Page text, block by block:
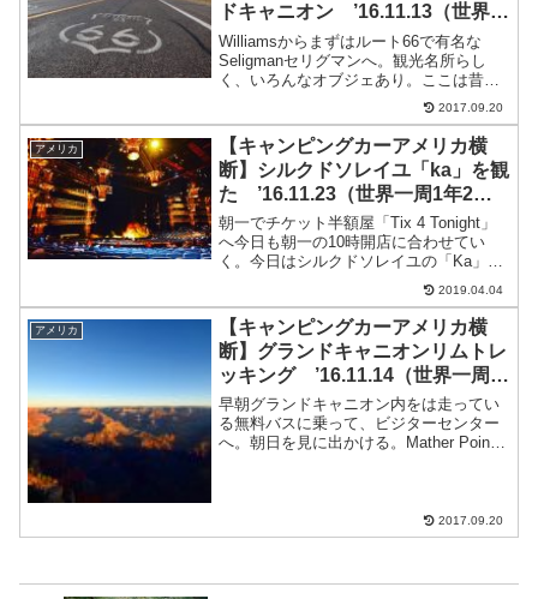
ドキャニオン ’16.11.13（世界一
周1年2ヶ月と13日目）
Williamsからまずはルート66で有名な
Seligmanセリグマンへ。観光名所らし
く、いろんなオブジェあり。ここは昔の
アメリカ横断のメインルート。ルート
66 Seligmanセリグマン写真撮りたい場
所がたくさん馬に乗せてもらう。ピスト
ル...
2017.09.20
アメリカ
【キャンピングカーアメリカ横
断】シルクドソレイユ「ka」を観
た ’16.11.23（世界一周1年2ヶ
月と23日目）
朝一でチケット半額屋「Tix 4 Tonight」
へ今日も朝一の10時開店に合わせてい
く。今日はシルクドソレイユの「Ka」が
あった。香取慎吾絶賛のやつだ。ネット
で直接購入すればシルクドソレイユの
「Michael Jackson ONE」もあ...
2019.04.04
アメリカ
【キャンピングカーアメリカ横
断】グランドキャニオンリムトレ
ッキング ’16.11.14（世界一周1
年2ヶ月と14日目）
早朝グランドキャニオン内をは走ってい
る無料バスに乗って、ビジターセンター
へ。朝日を見に出かける。Mather Point
2017.09.20